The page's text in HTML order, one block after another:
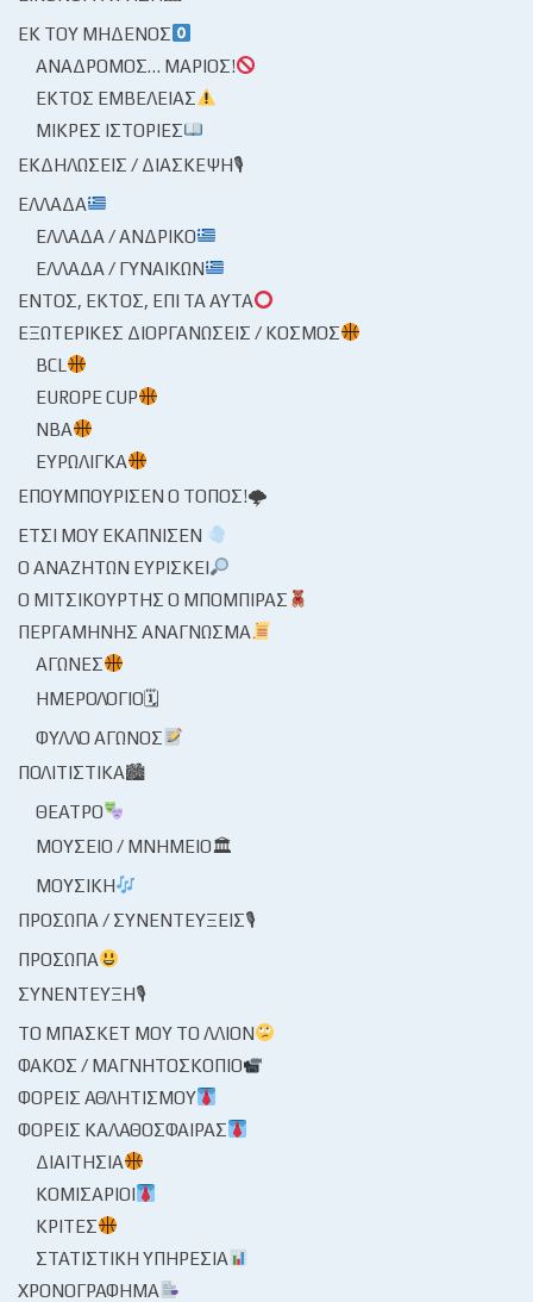
ΕΚ ΤΟΥ ΜΗΔΕΝΌΣ
ΑΝΆΔΡΟΜΟΣ… ΜΆΡΙΟΣ!
ΕΚΤΌΣ ΕΜΒΈΛΕΙΑΣ
ΜΙΚΡΈΣ ΙΣΤΟΡΊΕΣ
ΕΚΔΗΛΏΣΕΙΣ / ΔΙΆΣΚΕΨΗ🎙
ΕΛΛΆΔΑ
ΕΛΛΆΔΑ / ΑΝΔΡΙΚΌ
ΕΛΛΆΔΑ / ΓΥΝΑΙΚΏΝ
ΕΝΤΌΣ, ΕΚΤΌΣ, ΕΠΊ ΤΑ ΑΥΤΆ
ΕΞΩΤΕΡΙΚΈΣ ΔΙΟΡΓΑΝΏΣΕΙΣ / ΚΌΣΜΟΣ
BCL
EUROPE CUP
NBA
ΕΥΡΩΛΊΓΚΑ
ΕΠΟΥΜΠΟΎΡΙΣΕΝ Ο ΤΌΠΟΣ!🌩
ΈΤΣΙ ΜΟΥ ΕΚΆΠΝΙΣΕΝ
Ο ΑΝΑΖΗΤΏΝ ΕΥΡΊΣΚΕΙ
Ο ΜΙΤΣΙΚΟΥΡΤΉΣ Ο ΜΠΌΜΠΙΡΑΣ
ΠΕΡΓΑΜΗΝΉΣ ΑΝΆΓΝΩΣΜΑ
ΑΓΏΝΕΣ
ΗΜΕΡΟΛΌΓΙΟ🗓
ΦΎΛΛΟ ΑΓΏΝΟΣ
ΠΟΛΙΤΙΣΤΙΚΆ🏙
ΘΈΑΤΡΟ
ΜΟΥΣΕΊΟ / ΜΝΗΜΕΊΟ🏛
ΜΟΥΣΙΚΉ
ΠΡΌΣΩΠΑ / ΣΥΝΕΝΤΕΎΞΕΙΣ🎙
ΠΡΌΣΩΠΑ
ΣΥΝΈΝΤΕΥΞΗ🎙
ΤΟ ΜΠΆΣΚΕΤ ΜΟΥ ΤΟ ΛΛΊΟΝ
ΦΑΚΌΣ / ΜΑΓΝΗΤΟΣΚΌΠΙΟ
ΦΟΡΕΊΣ ΑΘΛΗΤΙΣΜΟΎ
ΦΟΡΕΊΣ ΚΑΛΑΘΌΣΦΑΙΡΑΣ
ΔΙΑΙΤΗΣΊΑ
ΚΟΜΙΣΆΡΙΟΙ
ΚΡΙΤΈΣ
ΣΤΑΤΙΣΤΙΚΉ ΥΠΗΡΕΣΊΑ
ΧΡΟΝΟΓΡΆΦΗΜΑ